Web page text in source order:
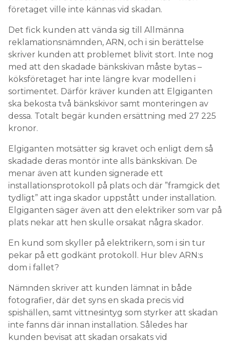
företaget ville inte kännas vid skadan.
Det fick kunden att vända sig till Allmänna
reklamationsnämnden, ARN, och i sin berättelse
skriver kunden att problemet blivit stort. Inte nog
med att den skadade bänkskivan måste bytas –
köksföretaget har inte längre kvar modellen i
sortimentet. Därför kräver kunden att Elgiganten
ska bekosta två bänkskivor samt monteringen av
dessa. Totalt begär kunden ersättning med 27 225
kronor.
Elgiganten motsätter sig kravet och enligt dem så
skadade deras montör inte alls bänkskivan. De
menar även att kunden signerade ett
installationsprotokoll på plats och där ”framgick det
tydligt” att inga skador uppstått under installation.
Elgiganten säger även att den elektriker som var på
plats nekar att hen skulle orsakat några skador.
En kund som skyller på elektrikern, som i sin tur
pekar på ett godkänt protokoll. Hur blev ARN:s
dom i fallet?
Nämnden skriver att kunden lämnat in både
fotografier, där det syns en skada precis vid
spishällen, samt vittnesintyg som styrker att skadan
inte fanns där innan installation. Således har
kunden bevisat att skadan orsakats vid